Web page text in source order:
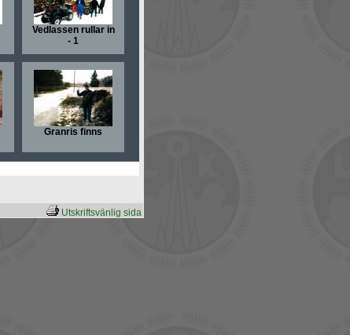
Vedlassen rullar in
- 1
Granris finns
Utskriftsvänlig sida